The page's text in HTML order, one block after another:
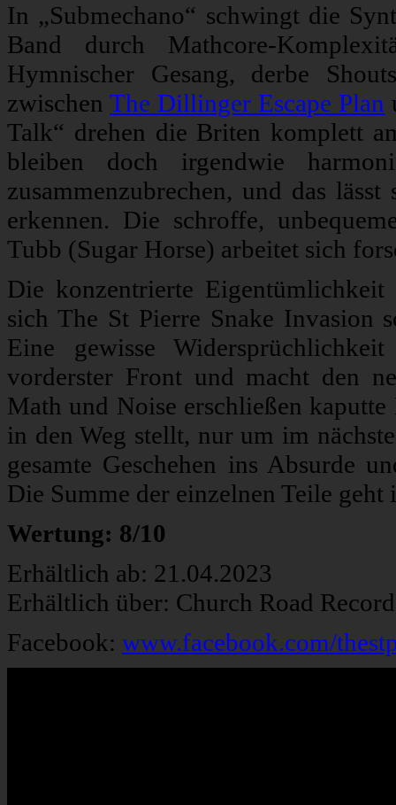
In „Submechano“ schwingt die
Band durch Mathcore-
Hymnischer Gesang, derbe
zwischenThe Dillinger Escape Plan
Talk“ drehen die Briten komplett
bleiben doch irgendwie
zusammenzubrechen, und das
erkennen. Die schroffe,
Tubb (Sugar Horse) arbeitet sich
Die konzentrierte
sich The St Pierre Snake Invasion
Eine gewisse
vorderster Front und macht den
Math und Noise erschließen
in den Weg stellt, nur um im
gesamte Geschehen ins Absurde
Die Summe der einzelnen Teile
Wertung: 8/10
Erhältlich ab: 21.04.2023
Erhältlich über: Church Road
Facebook: www.facebook.com/